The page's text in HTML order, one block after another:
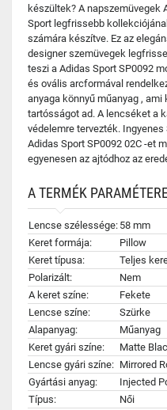
készültek? A napszemüvegek
Sport legfrissebb
számára készítve. Ez az
designer szemüvegek
teszi a Adidas Sport SP0092
és ovális arcformával
anyaga könnyű műanyag ,
tartósságot ad. A lencséket a
védelemre tervezték.
Adidas Sport SP0092 02C -et
egyenesen az ajtódhoz az
A TERMÉK
Lencse szélessége: 58 mm
Keret formája:
Pillow
Keret típusa:
Teljes
Polarizált:
Nem
A keret színe:
Fekete
Lencse színe:
Szürke
Alapanyag:
Műanyag
Keret gyári színe:
Matte
Lencse gyári színe: Mirrored
Gyártási anyag:
Injected
Típus:
Női